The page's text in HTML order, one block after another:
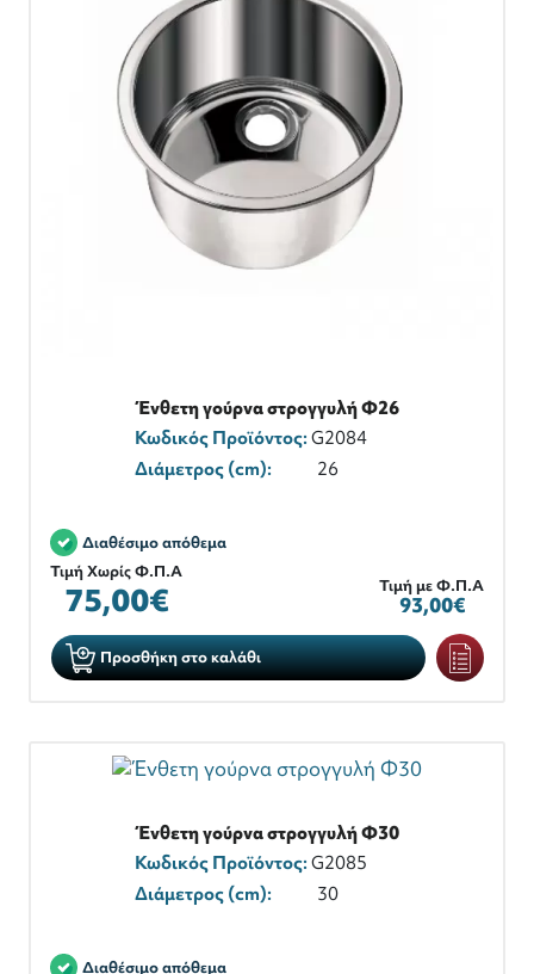
Ένθετη γούρνα στρογγυλή Φ26
Κωδικός Προϊόντος:G2084
Διάμετρος (cm):
26
Διαθέσιμο απόθεμα
Τιμή Χωρίς Φ.Π.Α
75,00€ Τιμή με Φ.Π.Α
93,00€
Προσθήκη στο καλάθι
Ένθετη γούρνα στρογγυλή Φ30
Κωδικός Προϊόντος:G2085
Διάμετρος (cm):
30
Διαθέσιμο απόθεμα